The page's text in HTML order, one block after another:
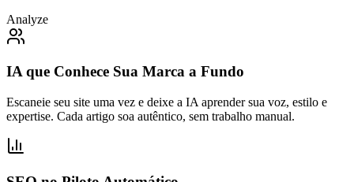
Analyze
IA que Conhece Sua Marca a Fundo
Escaneie seu site uma vez e deixe a IA aprender sua voz, estilo e
expertise. Cada artigo soa autêntico, sem trabalho manual.